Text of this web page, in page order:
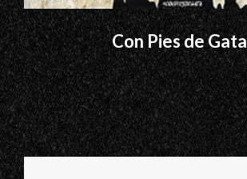
Con Pies de Gata